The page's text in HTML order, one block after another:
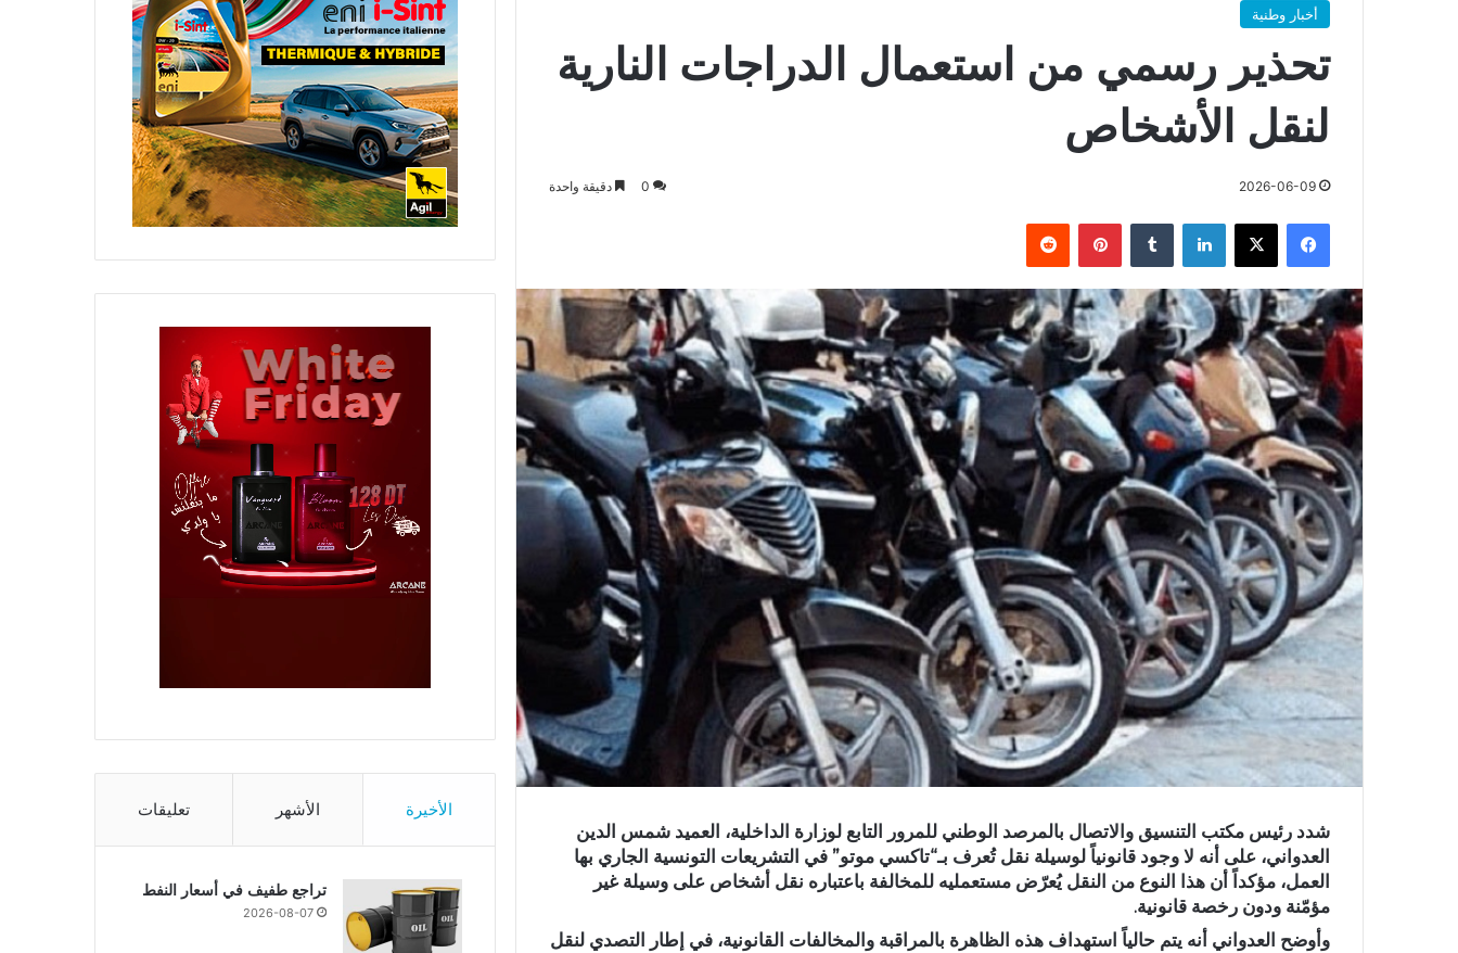
أخبار وطنية
تحذير رسمي من استعمال الدراجات النارية
لنقل الأشخاص
2026-06-09
0 دقيقة واحدة
فيسبوك X لينكدإن بينتيريست
شدد رئيس مكتب التنسيق والاتصال بالمرصد الوطني للمرور التابع لوزارة الداخلية، العميد شمس الدين
العدواني، على أنه لا وجود قانونياً لوسيلة نقل تُعرف بـ“تاكسي موتو” في التشريعات التونسية الجاري بها
العمل، مؤكداً أن هذا النوع من النقل يُعرّض مستعمليه للمخالفة باعتباره نقل أشخاص على وسيلة غير
مؤمّنة ودون رخصة قانونية.
وأوضح العدواني أنه يتم حالياً استهداف هذه الظاهرة بالمراقبة والمخالفات القانونية، في إطار التصدي لنقل
الأخيرة الأشهر تعليقات
تراجع طفيف في أسعار النفط
2026-08-07